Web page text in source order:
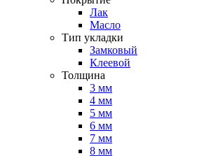
Лак
Масло
Тип укладки
Замковый
Клеевой
Толщина
3 мм
4 мм
5 мм
6 мм
7 мм
8 мм